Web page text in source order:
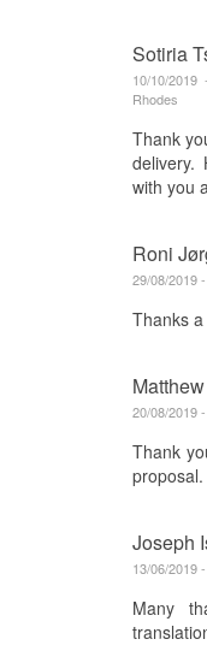
Sotiria
10/10/
Rhodes
Thank
delivery.
with you
Roni
29/08/2019
Thanks
20/08/2019
Thank
proposal.
Joseph
13/06/2019
Many